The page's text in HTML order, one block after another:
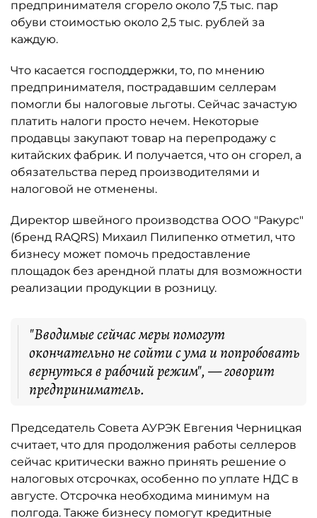
предпринимателя сгорело около 7,5 тыс. пар
обуви стоимостью около 2,5 тыс. рублей за
каждую.
Что касается господдержки, то, по мнению
предпринимателя, пострадавшим селлерам
помогли бы налоговые льготы. Сейчас зачастую
платить налоги просто нечем. Некоторые
продавцы закупают товар на перепродажу с
китайских фабрик. И получается, что он сгорел, а
обязательства перед производителями и
налоговой не отменены.
Директор швейного производства ООО "Ракурс"
(бренд RAQRS) Михаил Пилипенко отметил, что
бизнесу может помочь предоставление
площадок без арендной платы для возможности
реализации продукции в розницу.
"Вводимые сейчас меры помогут
окончательно не сойти с ума и попробовать
вернуться в рабочий режим", — говорит
предприниматель.
Председатель Совета АУРЭК Евгения Черницкая
считает, что для продолжения работы селлеров
сейчас критически важно принять решение о
налоговых отсрочках, особенно по уплате НДС в
августе. Отсрочка необходима минимум на
полгода. Также бизнесу помогут кредитные